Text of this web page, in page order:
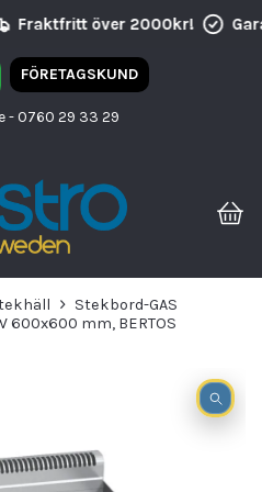
Fraktfritt över 2000kr!
FÖRETAGSKUND
- 0760 29 33 29
Stekbord-GAS
600x600 mm, BERTOS